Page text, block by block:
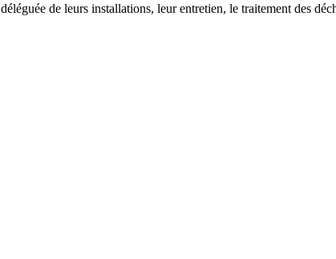
de leurs installations, leur entretien, le traitement des